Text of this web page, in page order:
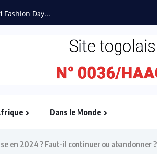
Fashion Day...
Dans le Monde
en 2024 ? Faut-il continuer ou abandonner ?